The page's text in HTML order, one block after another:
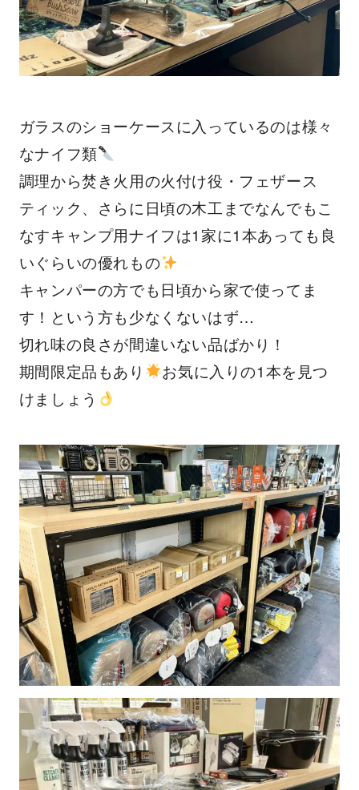
ガラスのショーケースに入っているのは様々
なナイフ類
調理から焚き火用の火付け役・フェザース
ティック、さらに日頃の木工までなんでもこ
なすキャンプ用ナイフは1家に1本あっても良
いぐらいの優れもの
キャンパーの方でも日頃から家で使ってま
す！という方も少なくないはず…
切れ味の良さが間違いない品ばかり！
期間限定品もあり
お気に入りの1本を見つ
けましょう